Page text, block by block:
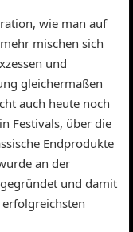
wie man auf
mischen sich
und
gleichermaßen
auch heute noch
Festivals, über die
Endprodukte
an der
und damit